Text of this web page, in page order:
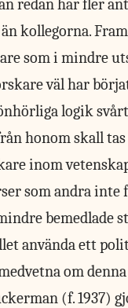
redan har fler
kollegorna.
som i mindre
väl har
logik
honom skall
inom
som andra
bemedlade
använda ett
om
(f. 1937)